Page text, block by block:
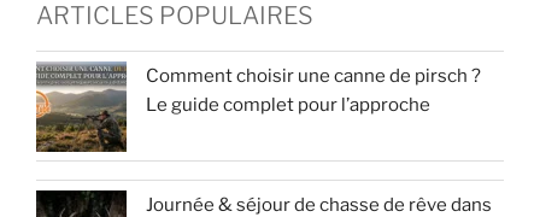
ARTICLES POPULAIRES
Comment choisir une canne de pirsch ?
Le guide complet pour l’approche
Journée & séjour de chasse de rêve dans